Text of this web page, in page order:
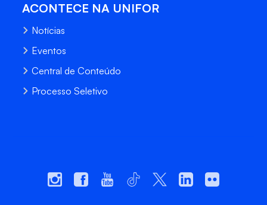
ACONTECE NA UNIFOR
Notícias
Eventos
Central de Conteúdo
Processo Seletivo